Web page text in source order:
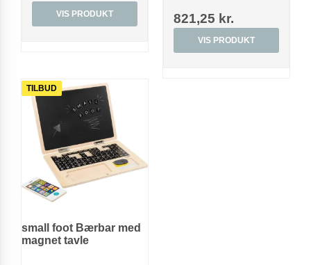
VIS PRODUKT 821,25 kr.
VIS PRODUKT
TILBUD
small foot Bærbar med
magnet tavle